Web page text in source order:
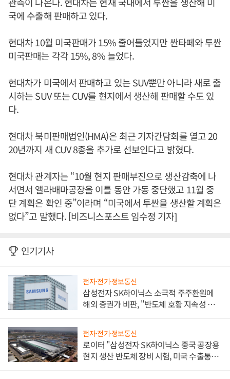
국에 수출해 판매하고 있다.
현대차 10월 미국판매가 15% 줄어들었지만 싼타페와 투싼
미국판매는 각각 15%, 8% 늘었다.
현대차가 미국에서 판매하고 있는 SUV뿐만 아니라 새로 출
시하는 SUV 또는 CUV를 현지에서 생산해 판매할 수도 있
다.
현대차 북미판매법인(HMA)은 최근 기자간담회를 열고 20
20년까지 새 CUV 8종을 추가로 선보인다고 밝혔다.
현대차 관계자는 “10월 현지 판매부진으로 생산감축에 나
서면서 앨라배마공장을 이틀 동안 가동 중단했고 11월 중
단 계획은 확인 중”이라며 “미국에서 투싼을 생산할 계획은
없다”고 말했다. [비즈니스포스트 임수정 기자]
인기기사
전자·전기·정보통신
삼성전자 SK하이닉스 소극적 주주환원에
해외 증권가 비판, "반도체 호황 지속성 의
전자·전기·정보통신
로이터 "삼성전자 SK하이닉스 중국 공장용
현지 생산 반도체 장비 시험, 미국 수출통제